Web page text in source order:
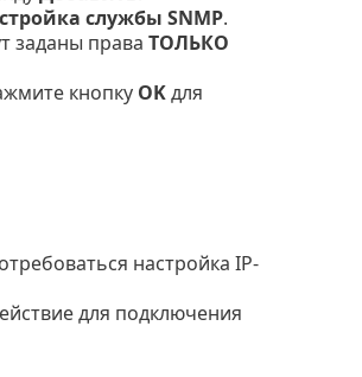
службы SNMP.
заданы права ТОЛЬКО
кнопку OKдля
настройка IP-
для подключения